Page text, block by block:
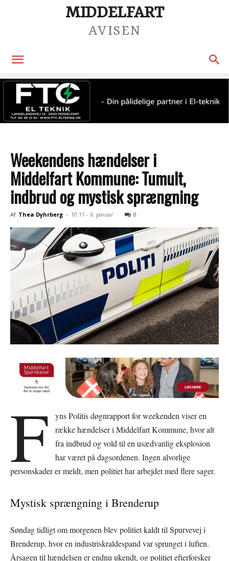
MIDDELFART
AVISEN
Weekendens hændelser i
Middelfart Kommune: Tumult,
indbrud og mystisk sprængning
Af Thea Dyhrberg - 10:11 - 6. januar 0
F
yns Politis døgnrapport for weekenden viser en
række hændelser i Middelfart Kommune, hvor alt
fra indbrud og vold til en usædvanlig eksplosion
har været på dagsordenen. Ingen alvorlige
personskader er meldt, men politiet har arbejdet med flere sager.
Mystisk sprængning i Brenderup
Søndag tidligt om morgenen blev politiet kaldt til Spurvevej i
Brenderup, hvor en industriskraldespand var sprunget i luften.
Årsagen til hændelsen er endnu ukendt, og politiet efterforsker